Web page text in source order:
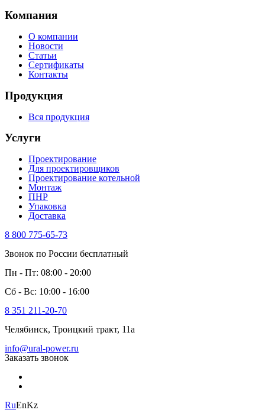
Компания
О компании
Новости
Статьи
Сертификаты
Контакты
Продукция
Вся продукция
Услуги
Проектирование
Для проектировщиков
Проектирование котельной
Монтаж
ПНР
Упаковка
Доставка
8 800 775-65-73
Звонок по России бесплатный
Пн - Пт: 08:00 - 20:00
Сб - Вс: 10:00 - 16:00
8 351 211-20-70
Челябинск, Троицкий тракт, 11а
info@ural-power.ru
Заказать звонок
RuEnKz